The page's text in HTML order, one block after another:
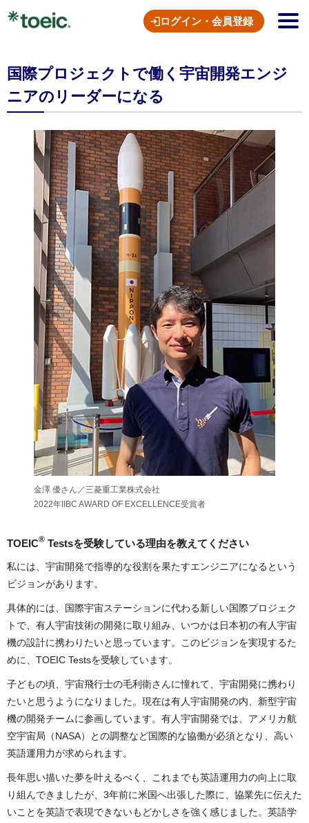
ログイン・会員登録
国際プロジェクトで働く宇宙開発エンジ
ニアのリーダーになる
金澤 優さん／三菱重工業株式会社
2022年IIBC AWARD OF EXCELLENCE受賞者
TOEIC® Testsを受験している理由を教えてください
私には、宇宙開発で指導的な役割を果たすエンジニアになるという
ビジョンがあります。
具体的には、国際宇宙ステーションに代わる新しい国際プロジェク
トで、有人宇宙技術の開発に取り組み、いつかは日本初の有人宇宙
機の設計に携わりたいと思っています。このビジョンを実現するた
めに、TOEIC Testsを受験しています。
子どもの頃、宇宙飛行士の毛利衛さんに憧れて、宇宙開発に携わり
たいと思うようになりました。現在は有人宇宙開発の内、新型宇宙
機の開発チームに参画しています。有人宇宙開発では、アメリカ航
空宇宙局（NASA）との調整など国際的な協働が必須となり、高い
英語運用力が求められます。
長年思い描いた夢を叶えるべく、これまでも英語運用力の向上に取
り組んできましたが、3年前に米国へ出張した際に、協業先に伝えた
いことを英語で表現できないもどかしさを強く感じました。英語学